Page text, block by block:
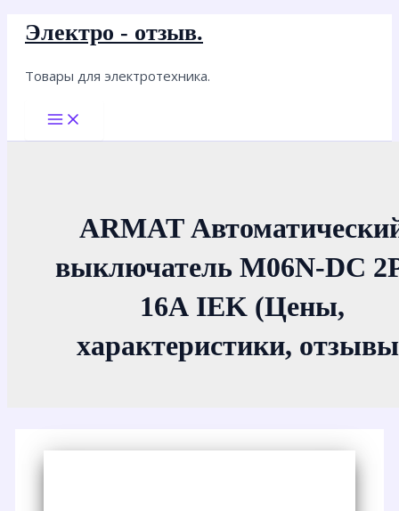
Перейти
содержимому
Электро - отзыв.
Товары для электротехника.
Main
Menu
ARMAT
выключатель M06N-DC
16А IEK (Цены,
характеристики,